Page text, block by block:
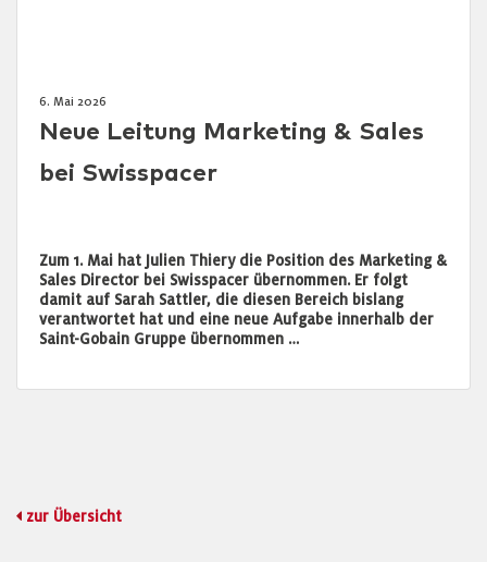
6. Mai 2026
Neue Leitung Marketing & Sales
bei Swisspacer
Zum 1. Mai hat Julien Thiery die Position des Marketing &
Sales Director bei Swisspacer übernommen. Er folgt
damit auf Sarah Sattler, die diesen Bereich bislang
verantwortet hat und eine neue Aufgabe innerhalb der
Saint-Gobain Gruppe übernommen …
zur Übersicht